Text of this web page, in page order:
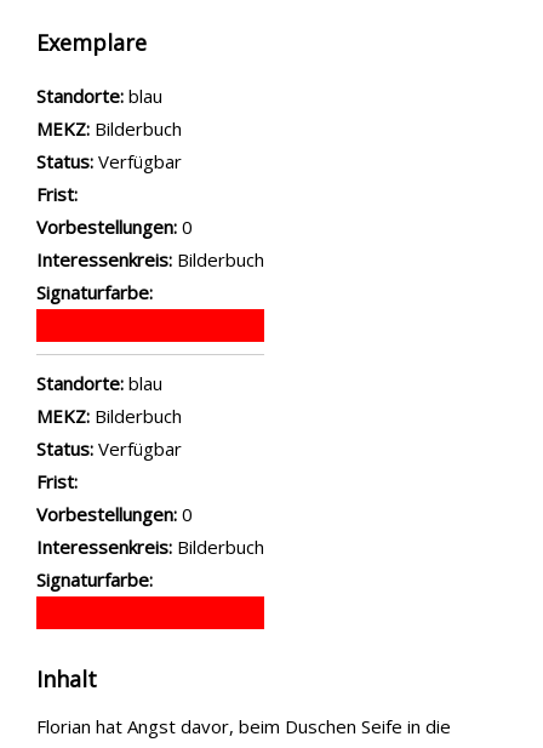
Exemplare
Standorte: blau
MEKZ: Bilderbuch
Status: Verfügbar
Frist:
Vorbestellungen: 0
Interessenkreis: Bilderbuch
Signaturfarbe:
Standorte: blau
MEKZ: Bilderbuch
Status: Verfügbar
Frist:
Vorbestellungen: 0
Interessenkreis: Bilderbuch
Signaturfarbe:
Inhalt
Florian hat Angst davor, beim Duschen Seife in die